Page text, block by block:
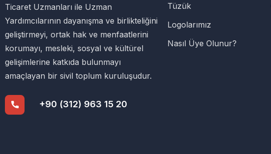
Ticaret Uzmanları ile Uzman
Yardımcılarının dayanışma ve birlikteliğini
geliştirmeyi, ortak hak ve menfaatlerini
korumayı, mesleki, sosyal ve kültürel
gelişimlerine katkıda bulunmayı
amaçlayan bir sivil toplum kuruluşudur.
+90 (312) 963 15 20
Tüzük
Logolarımız
Nasıl Üye Olunur?